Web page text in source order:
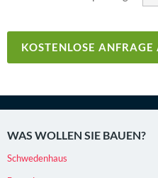
WAS WOLLEN SIE BAUEN?
Schwedenhaus